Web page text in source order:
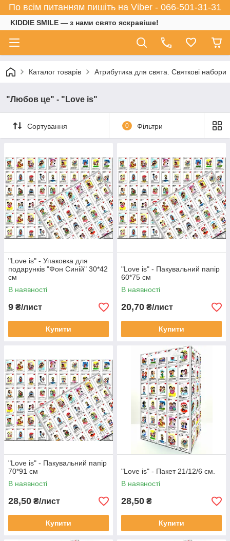
По всім питанням пишіть на Viber - 066-501-31-31
KIDDIE SMILE — з нами свято яскравіше!
Каталог товарів Атрибутика для свята. Святкові набори
"Любов це" - "Love is"
Сортування 0 Фільтри
"Love is" - Упаковка для
подарунків "Фон Синій" 30*42
см
В наявності
9 ₴/лист
Купити
"Love is" - Пакувальний папір
60*75 см
В наявності
20,70 ₴/лист
Купити
"Love is" - Пакувальний папір
70*91 см
В наявності
28,50 ₴/лист
Купити
"Love is" - Пакет 21/12/6 см.
В наявності
28,50 ₴
Купити